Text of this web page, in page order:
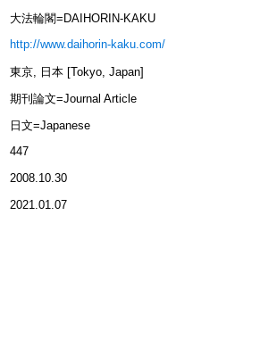
大法輪閣=DAIHORIN-KAKU
http://www.daihorin-kaku.com/
東京, 日本 [Tokyo, Japan]
期刊論文=Journal Article
日文=Japanese
447
2008.10.30
2021.01.07